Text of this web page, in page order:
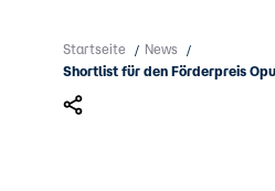
Startseite / News /
Shortlist für den Förderpreis